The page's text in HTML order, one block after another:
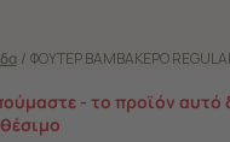
/ ΦΟΥΤΕΡ ΒΑΜΒΑΚΕΡΟ
- το προϊόν αυτό